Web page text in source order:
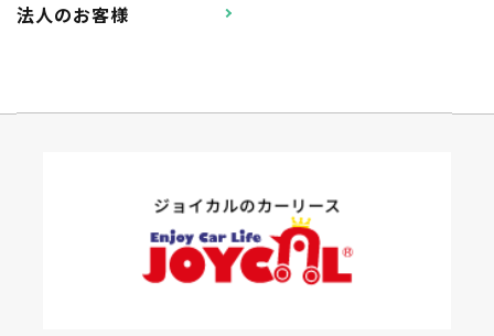
法人のお客様